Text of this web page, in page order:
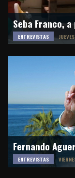
ENTREVISTAS
ENTREVISTAS